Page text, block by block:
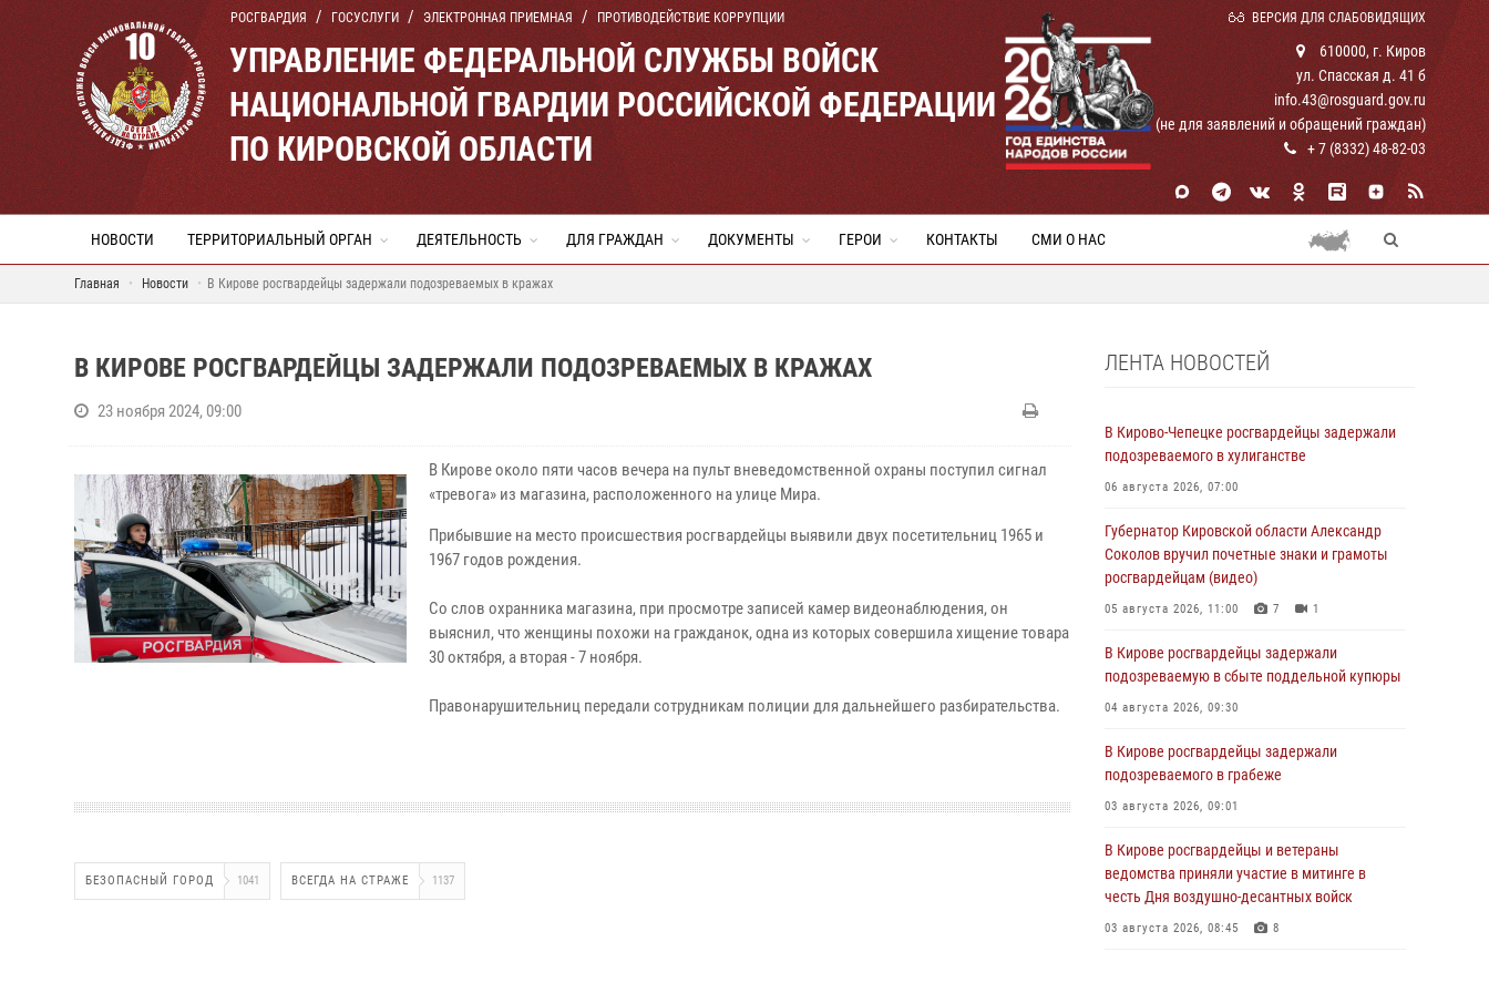
РОСГВАРДИЯ ГОСУСЛУГИ ЭЛЕКТРОННАЯ ПРИЕМНАЯ ПРОТИВОДЕЙСТВИЕ КОРРУПЦИИ ВЕРСИЯ ДЛЯ СЛАБОВИДЯЩИХ
УПРАВЛЕНИЕ ФЕДЕРАЛЬНОЙ СЛУЖБЫ ВОЙСК
НАЦИОНАЛЬНОЙ ГВАРДИИ РОССИЙСКОЙ ФЕДЕРАЦИИ
ПО КИРОВСКОЙ ОБЛАСТИ
610000, г. Киров
ул. Спасская д. 41 б
info.43@rosguard.gov.ru
(не для заявлений и обращений граждан)
+ 7 (8332) 48-82-03
НОВОСТИ ТЕРРИТОРИАЛЬНЫЙ ОРГАН ДЕЯТЕЛЬНОСТЬ ДЛЯ ГРАЖДАН ДОКУМЕНТЫ ГЕРОИ КОНТАКТЫ СМИ О НАС
Главная Новости В Кирове росгвардейцы задержали подозреваемых в кражах
В КИРОВЕ РОСГВАРДЕЙЦЫ ЗАДЕРЖАЛИ ПОДОЗРЕВАЕМЫХ В КРАЖАХ
23 ноября 2024, 09:00
В Кирове около пяти часов вечера на пульт вневедомственной охраны поступил сигнал
«тревога» из магазина, расположенного на улице Мира.
Прибывшие на место происшествия росгвардейцы выявили двух посетительниц 1965 и
1967 годов рождения.
Со слов охранника магазина, при просмотре записей камер видеонаблюдения, он
выяснил, что женщины похожи на гражданок, одна из которых совершила хищение товара
30 октября, а вторая - 7 ноября.
Правонарушительниц передали сотрудникам полиции для дальнейшего разбирательства.
БЕЗОПАСНЫЙ ГОРОД 1041 ВСЕГДА НА СТРАЖЕ 1137
ЛЕНТА НОВОСТЕЙ
В Кирово-Чепецке росгвардейцы задержали
подозреваемого в хулиганстве
06 августа 2026, 07:00
Губернатор Кировской области Александр
Соколов вручил почетные знаки и грамоты
росгвардейцам (видео)
05 августа 2026, 11:00 7 1
В Кирове росгвардейцы задержали
подозреваемую в сбыте поддельной купюры
04 августа 2026, 09:30
В Кирове росгвардейцы задержали
подозреваемого в грабеже
03 августа 2026, 09:01
В Кирове росгвардейцы и ветераны
ведомства приняли участие в митинге в
честь Дня воздушно-десантных войск
03 августа 2026, 08:45 8